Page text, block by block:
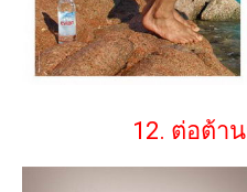
12. ต่อต้า